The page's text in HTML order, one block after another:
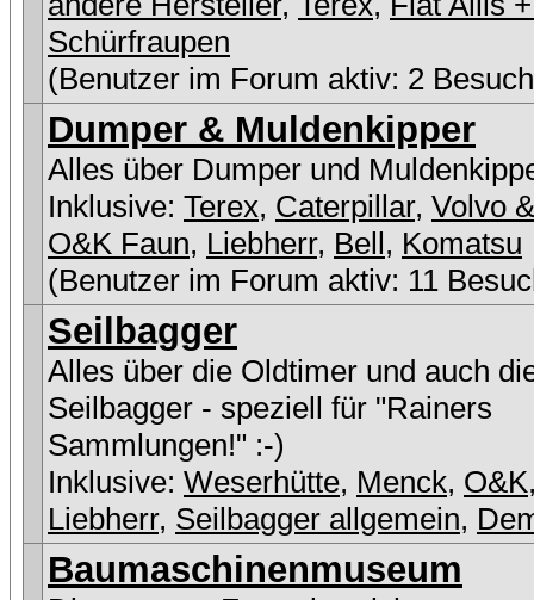
Schürfraupen
(Benutzer im Forum aktiv: 2
Dumper & Muldenkipper
Alles über Dumper und
Inklusive: Terex, Caterpillar, Volvo
O&K Faun, Liebherr, Bell, Komatsu
(Benutzer im Forum aktiv: 11
Seilbagger
Alles über die Oldtimer und auch
Seilbagger - speziell für "Rainers
Sammlungen!" :-)
Inklusive: Weserhütte, Menck, O&K
Liebherr, Seilbagger allgemein,
Baumaschinenmuseum